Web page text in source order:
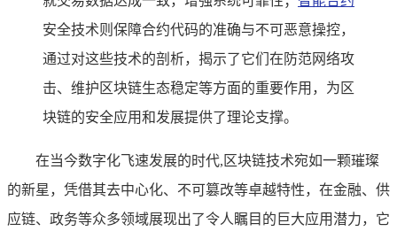
安全技术则保障合约代码的准确与不可恶意操控，
通过对这些技术的剖析，揭示了它们在防范网络攻
击、维护区块链生态稳定等方面的重要作用，为区
块链的安全应用和发展提供了理论支撑。
在当今数字化飞速发展的时代,区块链技术宛如一颗璀璨
的新星，凭借其去中心化、不可篡改等卓越特性，在金融、供
应链、政务等众多领域展现出了令人瞩目的巨大应用潜力，它